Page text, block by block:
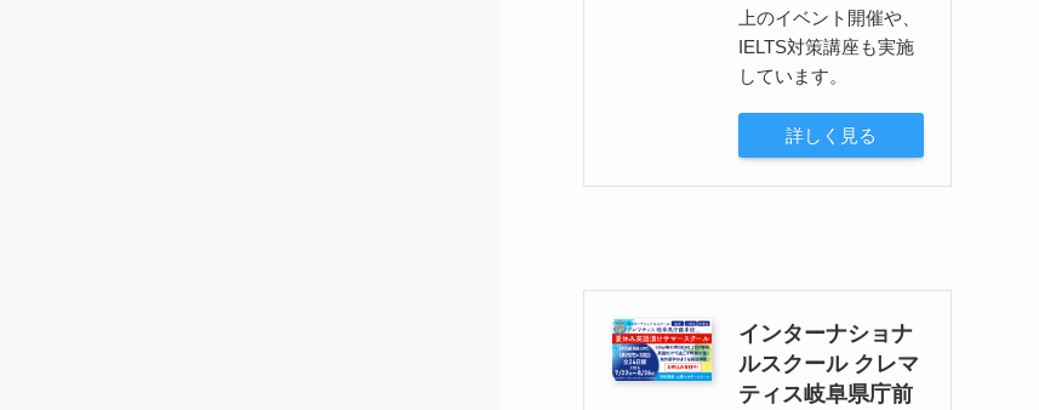
上のイベント開催や、
IELTS対策講座も実施
しています。
詳しく見る
インターナショナ
ルスクール クレマ
ティス岐阜県庁前